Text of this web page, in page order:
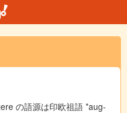
の語源は印欧祖語 *aug-